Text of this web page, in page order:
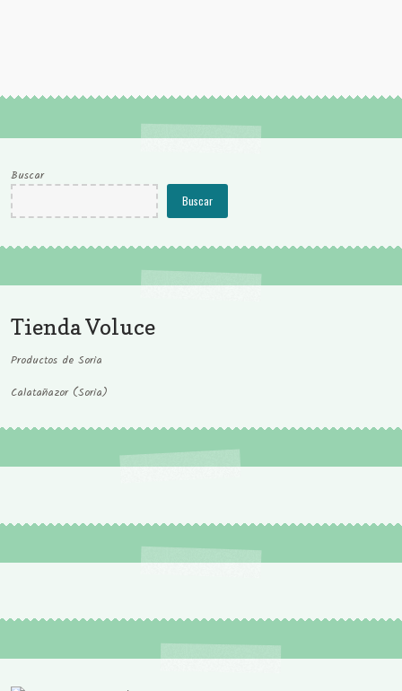
Buscar
Buscar
Tienda Voluce
Productos de Soria
Calatañazor (Soria)